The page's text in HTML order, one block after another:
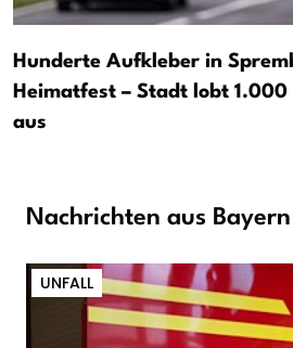
Hunderte Aufkleber in
Heimatfest – Stadt lobt 1.000
aus
Nachrichten aus Bayern
UNFALL